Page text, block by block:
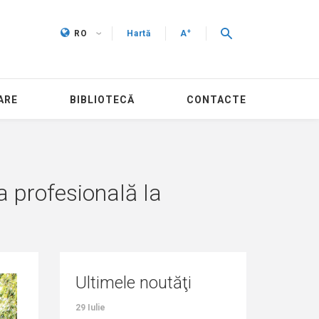
RO Hartă A+
BIBLIOTECĂ CONTACTE
profesională la
Ultimele noutăţi
29 Iulie